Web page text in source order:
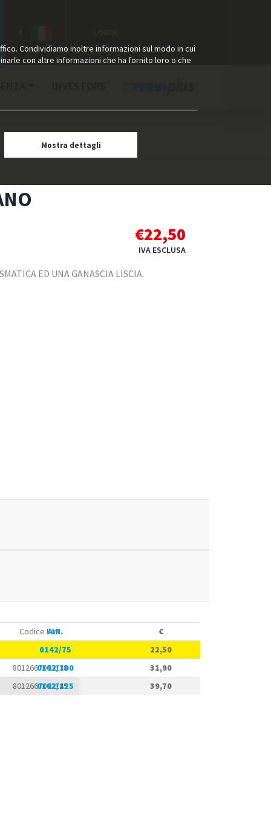
Condividiamo inoltre informazioni sul modo in cui
con altre informazioni che ha fornito loro o che
Mostra dettagli
€22,50
IVA ESCLUSA
ED UNA GANASCIA LISCIA.
Codice EAN
8012667002121
8012667002138
8012667002145
Art.
€
0142/75
22,50
0142/100
31,90
0142/125
39,70